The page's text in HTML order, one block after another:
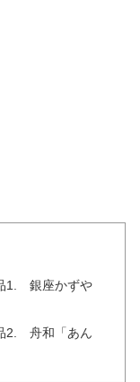
1. 銀座かずや
2. 舟和「あん